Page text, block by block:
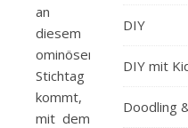
an
diesem
ominösen
Stichtag
kommt,
mit dem
DIY
DIY mit
Doodling